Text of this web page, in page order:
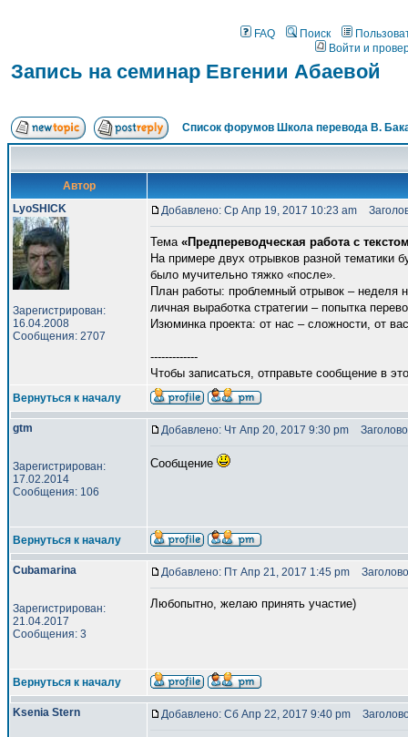
FAQ Поиск
Войти и
Запись на семинар Евгении Абаевой
Список форумов Школа перевода В.
Автор
LyoSHICK
Зарегистрирован:
16.04.2008
Сообщения: 2707
Добавлено: Ср Апр 19, 2017 10:23 am
Тема «Предпереводческая работа с
На примере двух отрывков разной тематики
было мучительно тяжко «после».
План работы: проблемный отрывок – неделя
личная выработка стратегии – попытка
Изюминка проекта: от нас – сложности, от
-------------
Чтобы записаться, отправьте сообщение в
Вернуться к началу
gtm
Зарегистрирован:
17.02.2014
Сообщения: 106
Добавлено: Чт Апр 20, 2017 9:30 pm
Сообщение
Вернуться к началу
Cubamarina
Зарегистрирован:
21.04.2017
Сообщения: 3
Добавлено: Пт Апр 21, 2017 1:45 pm
Любопытно, желаю принять участие)
Вернуться к началу
Ksenia Stern Добавлено: Сб Апр 22, 2017 9:40 pm